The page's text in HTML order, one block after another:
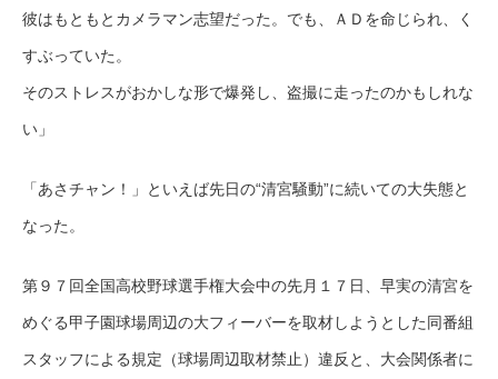
彼はもともとカメラマン志望だった。でも、ＡＤを命じられ、く
すぶっていた。
そのストレスがおかしな形で爆発し、盗撮に走ったのかもしれな
い」
「あさチャン！」といえば先日の“清宮騒動”に続いての大失態と
なった。
第９７回全国高校野球選手権大会中の先月１７日、早実の清宮を
めぐる甲子園球場周辺の大フィーバーを取材しようとした同番組
スタッフによる規定（球場周辺取材禁止）違反と、大会関係者に